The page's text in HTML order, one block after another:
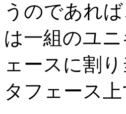
うのであれ
は一組のユ
ェースに割
タフェース